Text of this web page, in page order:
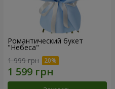
Романтический букет
"Небеса"
1 999 грн